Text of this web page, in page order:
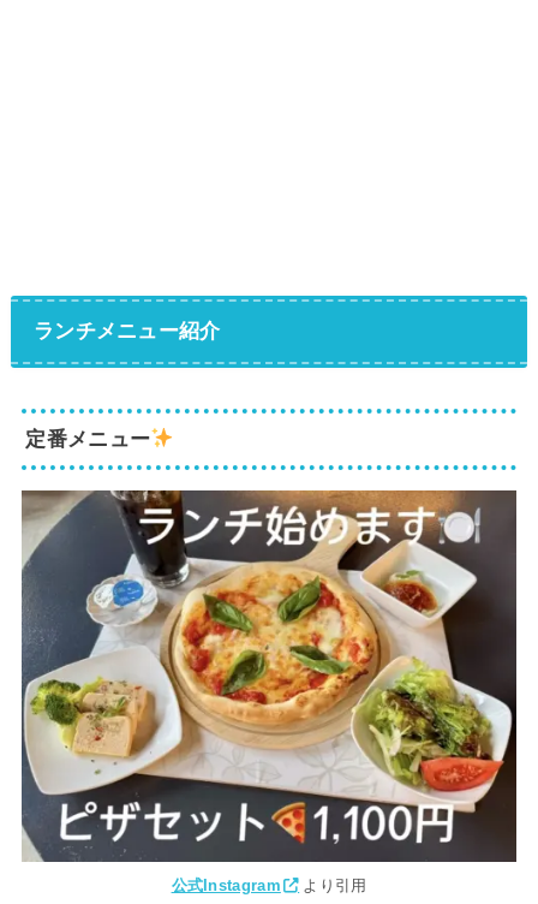
ランチメニュー紹介
定番メニュー
公式Instagram より引用